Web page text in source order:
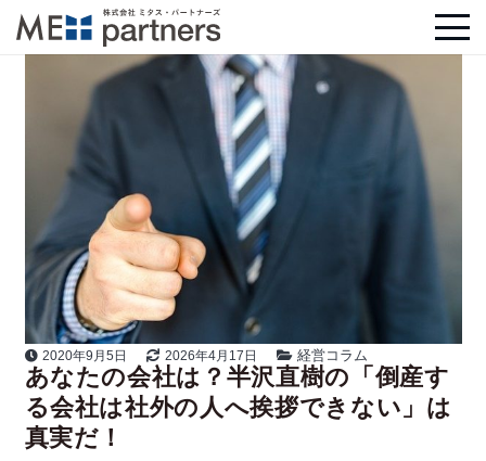
2020年9月5日 2026年4月17日 経営コラム
あなたの会社は？半沢直樹の「倒産す
る会社は社外の人へ挨拶できない」は
真実だ！